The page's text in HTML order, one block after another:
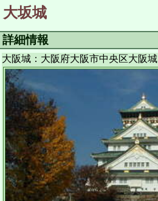
大坂城
詳細情報
大阪城：大阪府大阪市中央区大阪城